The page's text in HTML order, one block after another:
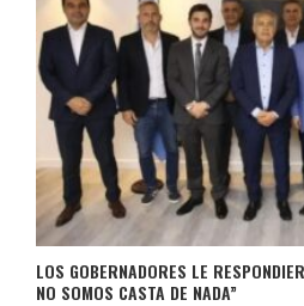
LOS GOBERNADORES LE
NO SOMOS CASTA DE NADA”